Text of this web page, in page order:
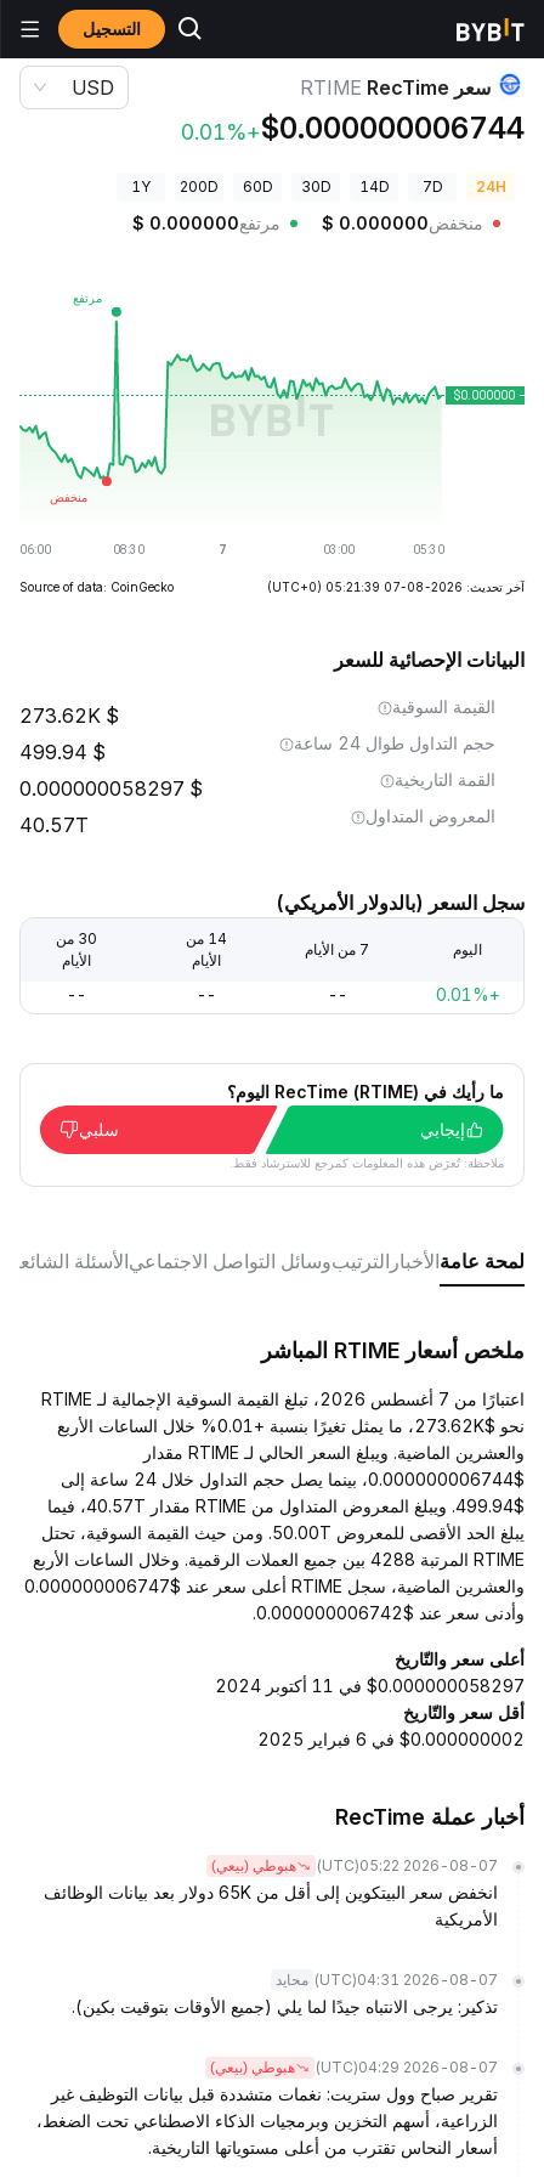
التسجيل أسعار العملات الرقمية
سعر RecTime RTIME
$0.000000006744
+0.01%
USD
24H
7D
14D
30D
60D
200D
1Y
منخفض $ 0.000000 مرتفع $ 0.000000
آخر تحديث: 2026-08-07 05:21:39 (UTC+0)
Source of data: CoinGecko
البيانات الإحصائية للسعر
القيمة السوقية 273.62K
حجم التداول طوال 24 ساعة 499.94
القمة التاريخية 0.000000058297
المعروض المتداول 40.57T
سجل السعر (بالدولار الأمريكي)
اليوم 7 من الأيام
14 من
الأيام
30 من
الأيام
+0.01%
--
--
--
ما رأيك في RecTime (RTIME) اليوم؟
إيجابي
سلبي
ملاحظة: تُعرَض هذه المعلومات كمرجع للاسترشاد فقط.
لمحة عامةالأخبار الترتيبوسائل التواصل الاجتماعيالأسئلة الشائعة
ملخص أسعار RTIME المباشر
اعتبارًا من 7 أغسطس 2026، تبلغ القيمة السوقية الإجمالية لـ RTIME
نحو $273.62K، ما يمثل تغيرًا بنسبة +0.01% خلال الساعات الأربع
والعشرين الماضية. ويبلغ السعر الحالي لـ RTIME مقدار
$0.000000006744، بينما يصل حجم التداول خلال 24 ساعة إلى
$499.94. ويبلغ المعروض المتداول من RTIME مقدار 40.57T، فيما
يبلغ الحد الأقصى للمعروض 50.00T. ومن حيث القيمة السوقية، تحتل
RTIME المرتبة 4288 بين جميع العملات الرقمية. وخلال الساعات الأربع
والعشرين الماضية، سجل RTIME أعلى سعر عند $0.000000006747
وأدنى سعر عند $0.000000006742.
أعلى سعر والتّاريخ
$0.000000058297 في 11 أكتوبر 2024
أقل سعر والتّاريخ
$0.000000002 في 6 فبراير 2025
أخبار عملة RecTime
2026-08-07 05:22
(UTC) هبوطي (بيعي)
انخفض سعر البيتكوين إلى أقل من 65K دولار بعد بيانات الوظائف
الأمريكية
2026-08-07 04:31
(UTC) محايد
تذكير: يرجى الانتباه جيدًا لما يلي (جميع الأوقات بتوقيت بكين).
2026-08-07 04:29
(UTC) هبوطي (بيعي)
تقرير صباح وول ستريت: نغمات متشددة قبل بيانات التوظيف غير
الزراعية، أسهم التخزين وبرمجيات الذكاء الاصطناعي تحت الضغط،
أسعار النحاس تقترب من أعلى مستوياتها التاريخية.